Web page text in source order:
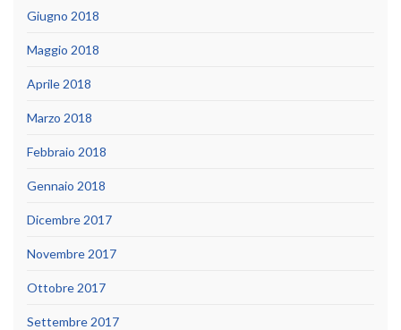
Giugno 2018
Maggio 2018
Aprile 2018
Marzo 2018
Febbraio 2018
Gennaio 2018
Dicembre 2017
Novembre 2017
Ottobre 2017
Settembre 2017